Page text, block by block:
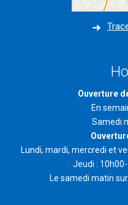
Ouverture
En
Samedi
Lundi, mardi, mercredi et
Jeudi :
Le samedi matin